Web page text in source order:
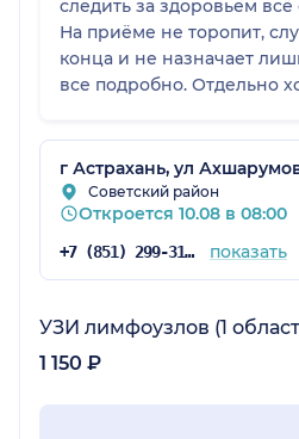
следить за здоровьем
На приёме не торопит,
конца и не назначает
все подробно. Отдельно хочется отметить
вопросы отвечали без
словами, без пугающих
наблюдаюсь только у
могу её рекомендовать!
г Астрахань, ул
Советский район
Откроется 10.08 в 08:00
+7 (851) 299-31-86 показать
УЗИ лимфоузлов (1
1 150 ₽